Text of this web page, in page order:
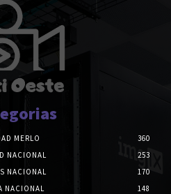
MERLO
360
NACIONAL
253
NACIONAL
170
NACIONAL
148